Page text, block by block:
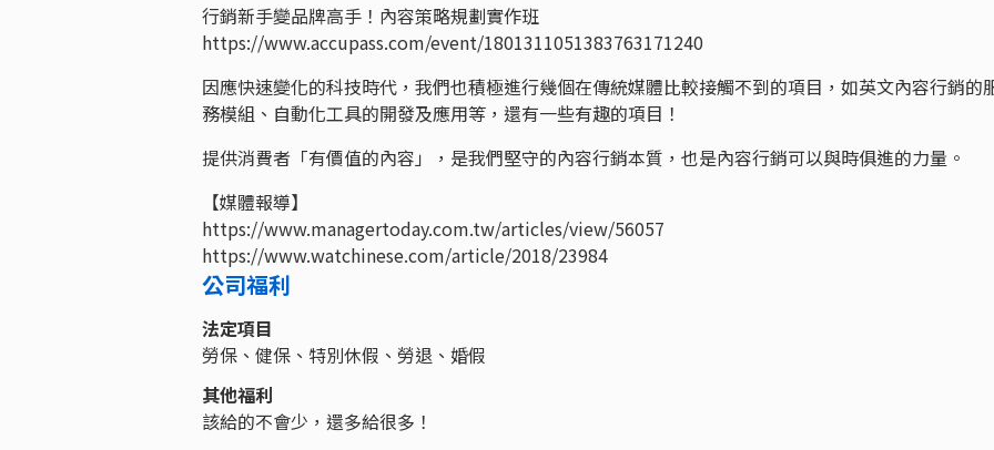
行銷新手變品牌高手！內容策略規劃實作班
https://www.accupass.com/event/1801311051383763171240
因應快速變化的科技時代，我們也積極進行幾個在傳統媒體比較接觸不到的項目，如英文內容行銷的
務模組、自動化工具的開發及應用等，還有一些有趣的項目！
提供消費者「有價值的內容」，是我們堅守的內容行銷本質，也是內容行銷可以與時俱進的力量。
【媒體報導】
https://www.managertoday.com.tw/articles/view/56057
https://www.watchinese.com/article/2018/23984
公司福利
法定項目
勞保、健保、特別休假、勞退、婚假
其他福利
該給的不會少，還多給很多！